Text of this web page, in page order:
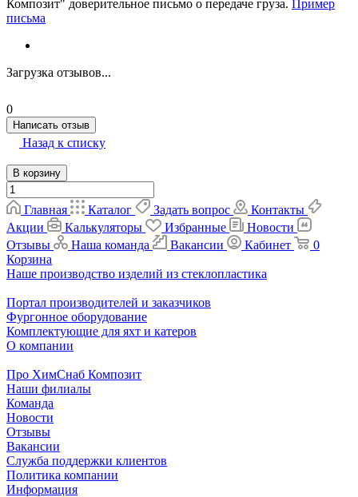
Композит" доверительное письмо о передаче груза. Пример
письма
Загрузка отзывов...
0
Написать отзыв
Назад к списку
В корзину
Главная Каталог Задать вопрос
Контакты
Акции
Калькуляторы Избранные
Новости
Отзывы
Наша команда Вакансии Кабинет
0
Корзина
Наше производство изделий из стеклопластика
Портал производителей и заказчиков
Фургонное оборудование
Комплектующие для яхт и катеров
О компании
Про ХимСнаб Композит
Наши филиалы
Команда
Новости
Отзывы
Вакансии
Служба поддержки клиентов
Политика компании
Информация